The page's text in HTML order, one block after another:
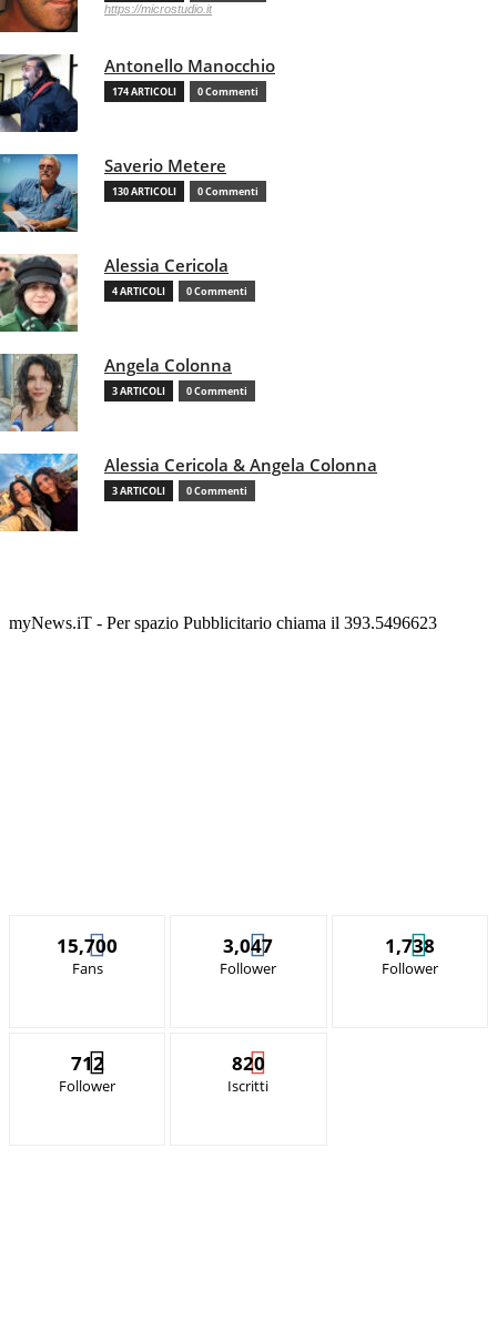
https://microstudio.it
Antonello Manocchio
174 ARTICOLI 0 Commenti
Saverio Metere
130 ARTICOLI 0 Commenti
Alessia Cericola
4 ARTICOLI 0 Commenti
Angela Colonna
3 ARTICOLI 0 Commenti
Alessia Cericola & Angela Colonna
3 ARTICOLI 0 Commenti
myNews.iT - Per spazio Pubblicitario chiama il 393.5496623
15,700
Fans
3,047
Follower
1,738
Follower
712
Follower
820
Iscritti